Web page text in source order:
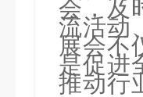
会，及
流活动
展会不
是促进
推动行